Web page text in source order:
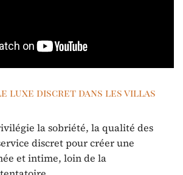
luxe discret dans les villas
la sobriété, la qualité des
discret pour créer une
et intime, loin de la